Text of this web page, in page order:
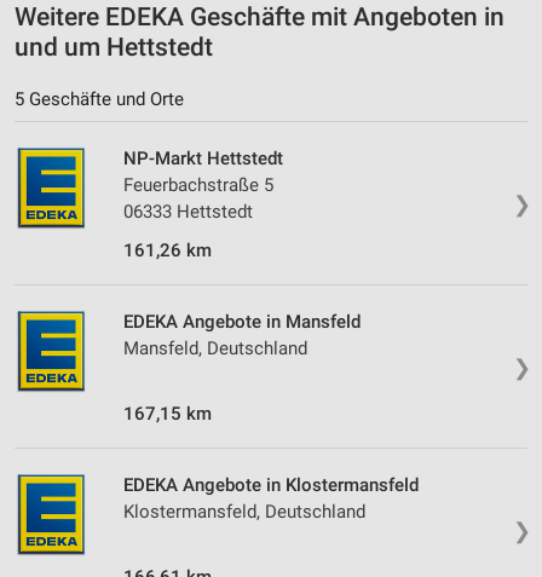
Weitere EDEKA Geschäfte mit Angeboten in
und um Hettstedt
5 Geschäfte und Orte
❯
NP-Markt Hettstedt
Feuerbachstraße 5
06333 Hettstedt
161,26 km
❯
EDEKA Angebote in Mansfeld
Mansfeld, Deutschland
167,15 km
❯
EDEKA Angebote in Klostermansfeld
Klostermansfeld, Deutschland